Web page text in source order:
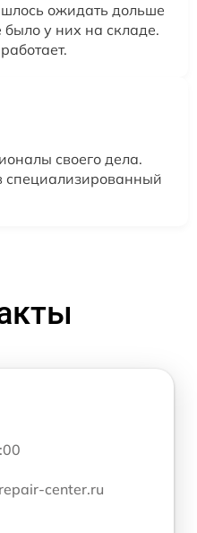
ожидать дольше
у них на складе.
своего дела.
специализированный
center.ru